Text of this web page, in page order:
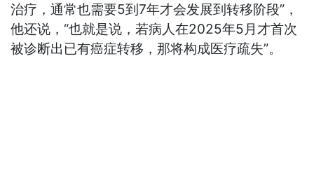
治疗，通常也需要5到7年才会发展到转移阶段”，
他还说，“也就是说，若病人在2025年5月才首次
被诊断出已有癌症转移，那将构成医疗疏失”。